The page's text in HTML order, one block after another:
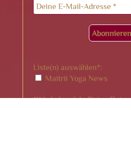
Liste(n) auswählen*:
Maitrii Yoga News
*Wir behandeln Deine